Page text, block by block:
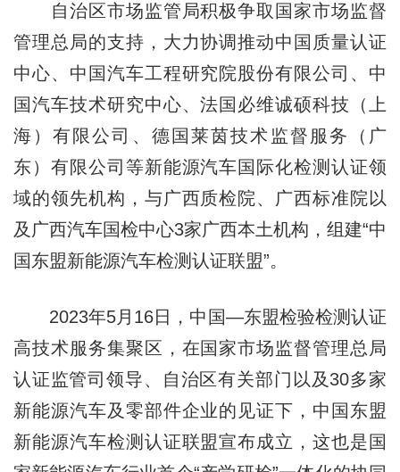
自治区市场监管局积极争取国家市场监督
管理总局的支持，大力协调推动中国质量认证
中心、中国汽车工程研究院股份有限公司、中
国汽车技术研究中心、法国必维诚硕科技（上
海）有限公司、德国莱茵技术监督服务（广
东）有限公司等新能源汽车国际化检测认证领
域的领先机构，与广西质检院、广西标准院以
及广西汽车国检中心3家广西本土机构，组建“中
国东盟新能源汽车检测认证联盟”。
2023年5月16日，中国—东盟检验检测认证
高技术服务集聚区，在国家市场监督管理总局
认证监管司领导、自治区有关部门以及30多家
新能源汽车及零部件企业的见证下，中国东盟
新能源汽车检测认证联盟宣布成立，这也是国